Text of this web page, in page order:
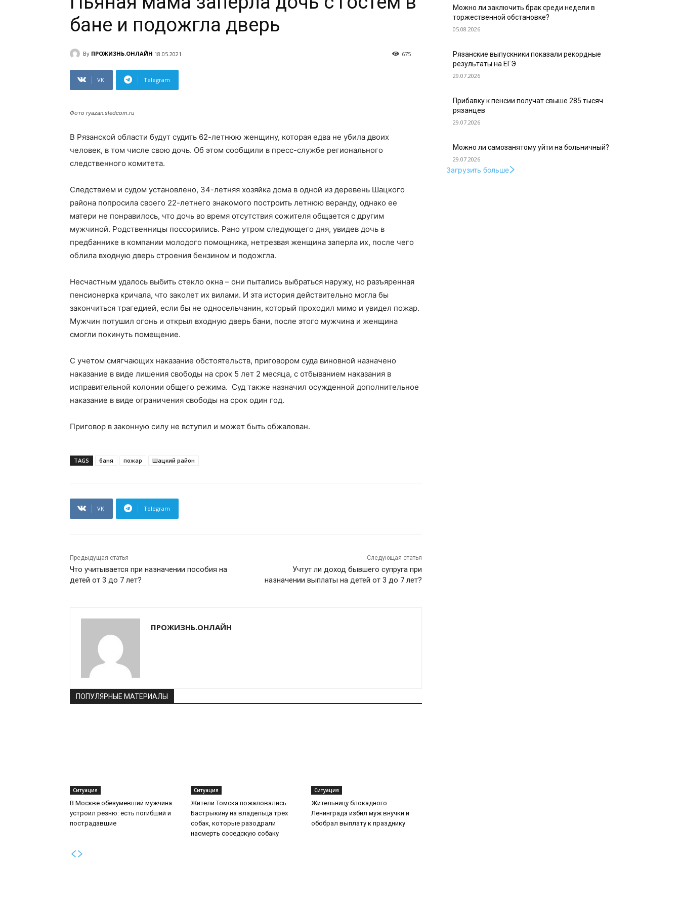
бане и подожгла дверь
By ПРОЖИЗНЬ.ОНЛАЙН 18.05.2021 675
VK Telegram
Фото ryazan.sledcom.ru
В Рязанской области будут судить 62-летнюю женщину, которая едва не убила двоих
человек, в том числе свою дочь. Об этом сообщили в пресс-службе регионального
следственного комитета.
Следствием и судом установлено, 34-летняя хозяйка дома в одной из деревень Шацкого
района попросила своего 22-летнего знакомого построить летнюю веранду, однако ее
матери не понравилось, что дочь во время отсутствия сожителя общается с другим
мужчиной. Родственницы поссорились. Рано утром следующего дня, увидев дочь в
предбаннике в компании молодого помощника, нетрезвая женщина заперла их, после чего
облила входную дверь строения бензином и подожгла.
Несчастным удалось выбить стекло окна – они пытались выбраться наружу, но разъяренная
пенсионерка кричала, что заколет их вилами. И эта история действительно могла бы
закончиться трагедией, если бы не односельчанин, который проходил мимо и увидел пожар.
Мужчин потушил огонь и открыл входную дверь бани, после этого мужчина и женщина
смогли покинуть помещение.
С учетом смягчающих наказание обстоятельств, приговором суда виновной назначено
наказание в виде лишения свободы на срок 5 лет 2 месяца, с отбыванием наказания в
исправительной колонии общего режима. Суд также назначил осужденной дополнительное
наказание в виде ограничения свободы на срок один год.
Приговор в законную силу не вступил и может быть обжалован.
TAGS баня пожар Шацкий район
VK Telegram
Предыдущая статья
Что учитывается при назначении пособия на
детей от 3 до 7 лет?
Следующая статья
Учтут ли доход бывшего супруга при
назначении выплаты на детей от 3 до 7 лет?
ПРОЖИЗНЬ.ОНЛАЙН
ПОПУЛЯРНЫЕ МАТЕРИАЛЫ
Ситуация
В Москве обезумевший мужчина
устроил резню: есть погибший и
пострадавшие
Ситуация
Жители Томска пожаловались
Бастрыкину на владельца трех
собак, которые разодрали
насмерть соседскую собаку
Ситуация
Жительницу блокадного
Ленинграда избил муж внучки и
обобрал выплату к празднику
Можно ли заключить брак среди недели в
торжественной обстановке?
05.08.2026
Рязанские выпускники показали рекордные
результаты на ЕГЭ
29.07.2026
Прибавку к пенсии получат свыше 285 тысяч
рязанцев
29.07.2026
Можно ли самозанятому уйти на больничный?
29.07.2026
Загрузить больше